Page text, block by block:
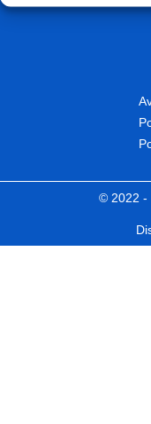
© 2022 -